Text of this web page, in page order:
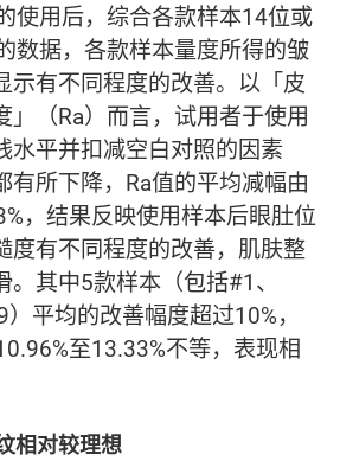
使用后，综合各款样本14位或
数据，各款样本量度所得的皱
示有不同程度的改善。以「皮
」（Ra）而言，试用者于使用
水平并扣减空白对照的因素
有所下降，Ra值的平均减幅由
，结果反映使用样本后眼肚位
度有不同程度的改善，肌肤整
其中5款样本（包括#1、
平均的改善幅度超过10%，
至13.33%不等，表现相
相对较理想